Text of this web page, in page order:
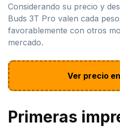
Considerando su precio y
Buds 3T Pro valen cada
favorablemente con otros
mercado.
Ver precio
Primeras